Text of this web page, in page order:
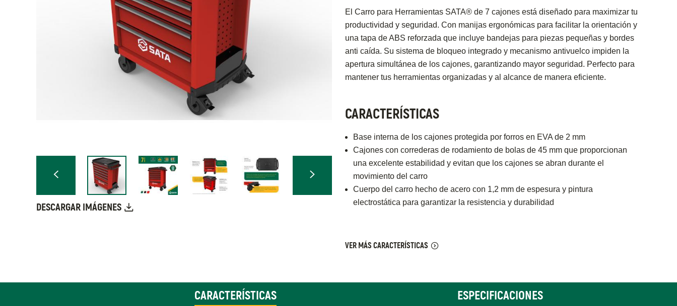
DESCARGAR IMÁGENES
El Carro para Herramientas SATA® de 7 cajones está diseñado para maximizar tu
productividad y seguridad. Con manijas ergonómicas para facilitar la orientación y
una tapa de ABS reforzada que incluye bandejas para piezas pequeñas y bordes
anti caída. Su sistema de bloqueo integrado y mecanismo antivuelco impiden la
apertura simultánea de los cajones, garantizando mayor seguridad. Perfecto para
mantener tus herramientas organizadas y al alcance de manera eficiente.
CARACTERÍSTICAS
Base interna de los cajones protegida por forros en EVA de 2 mm
Cajones con correderas de rodamiento de bolas de 45 mm que proporcionan
una excelente estabilidad y evitan que los cajones se abran durante el
movimiento del carro
Cuerpo del carro hecho de acero con 1,2 mm de espesura y pintura
electrostática para garantizar la resistencia y durabilidad
VER MÁS CARACTERÍSTICAS
CARACTERÍSTICAS ESPECIFICACIONES